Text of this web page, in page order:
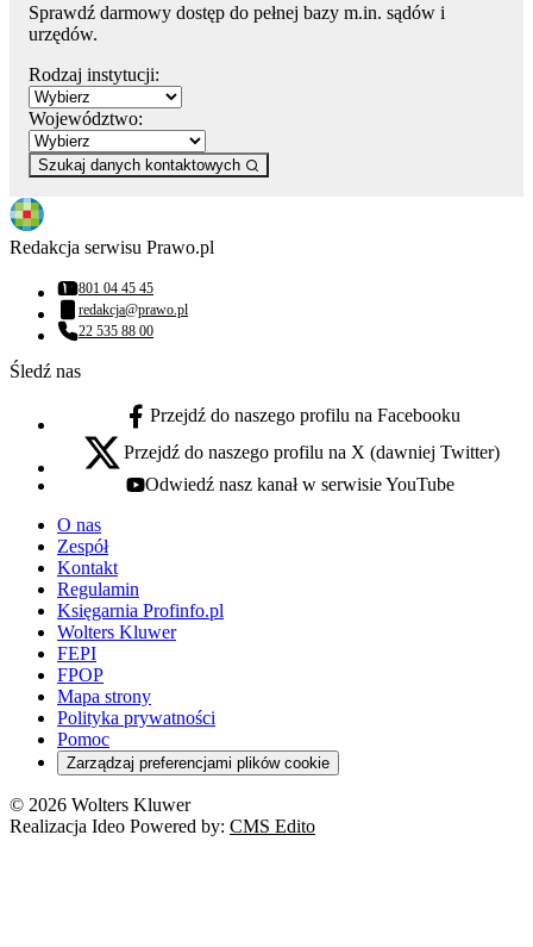
Sprawdź darmowy dostęp do pełnej bazy m.in. sądów i
urzędów.
Rodzaj instytucji:
Województwo:
Szukaj danych kontaktowych
Redakcja serwisu Prawo.pl
Numer telefonu:
801 04 45 45
Adres email:
redakcja@prawo.pl
Numer telefonu:
22 535 88 00
Śledź nas
facebook - otwiera się w nowej karcie
Przejdź do naszego profilu na Facebooku
x - otwiera się w nowej karcie
Przejdź do naszego profilu na X (dawniej Twitter)
youtube - otwiera się w nowej karcie
Odwiedź nasz kanał w serwisie YouTube
O nas
Zespół
Kontakt
Regulamin
Księgarnia Profinfo.pl
Wolters Kluwer
FEPI
FPOP
Mapa strony
Polityka prywatności
Pomoc
Zarządzaj preferencjami plików cookie
© 2026 Wolters Kluwer
Realizacja Ideo Powered by: CMS Edito